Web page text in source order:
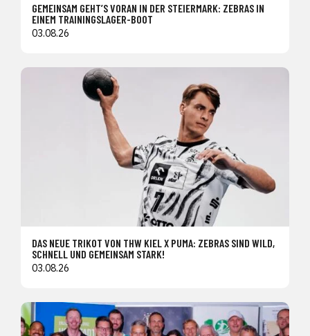
GEMEINSAM GEHT’S VORAN IN DER STEIERMARK: ZEBRAS IN
EINEM TRAININGSLAGER-BOOT
03.08.26
DAS NEUE TRIKOT VON THW KIEL X PUMA: ZEBRAS SIND WILD,
SCHNELL UND GEMEINSAM STARK!
03.08.26